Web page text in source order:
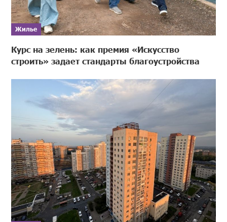
Жилье
Курс на зелень: как премия «Искусство
строить» задает стандарты благоустройства